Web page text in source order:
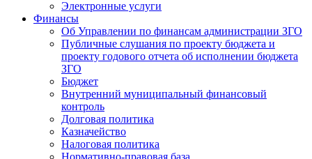
Электронные услуги
Финансы
Об Управлении по финансам администрации ЗГО
Публичные слушания по проекту бюджета и
проекту годового отчета об исполнении бюджета
ЗГО
Бюджет
Внутренний муниципальный финансовый
контроль
Долговая политика
Казначейство
Налоговая политика
Нормативно-правовая база